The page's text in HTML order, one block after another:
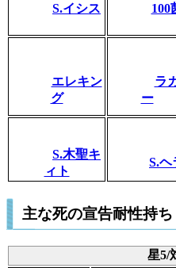
S.イシス 100
エレキン
グ
ラ
ー
S.木聖キ
ィト
S.ヘ
主な死の宣告耐性持ち
星5/